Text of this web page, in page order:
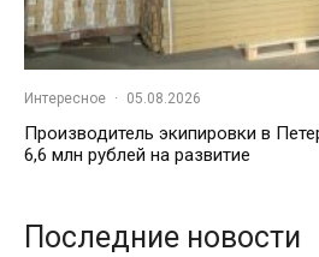
Интересное · 05.08.2026
Производитель экипировки в
6,6 млн рублей на развитие
Последние новости